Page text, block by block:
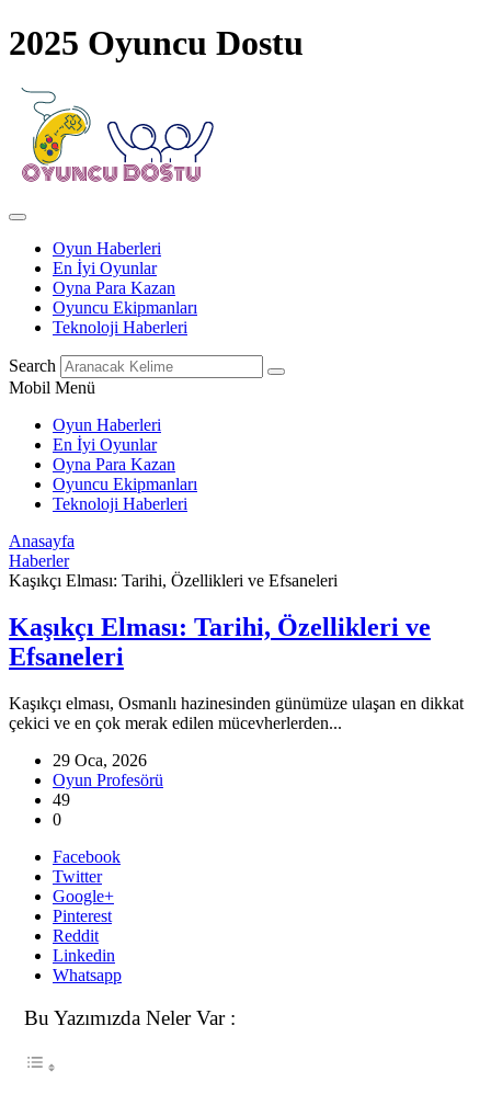
2025 Oyuncu Dostu
Oyun Haberleri
En İyi Oyunlar
Oyna Para Kazan
Oyuncu Ekipmanları
Teknoloji Haberleri
Search
Mobil Menü
Oyun Haberleri
En İyi Oyunlar
Oyna Para Kazan
Oyuncu Ekipmanları
Teknoloji Haberleri
Anasayfa
Haberler
Kaşıkçı Elması: Tarihi, Özellikleri ve Efsaneleri
Kaşıkçı Elması: Tarihi, Özellikleri ve
Efsaneleri
Kaşıkçı elması, Osmanlı hazinesinden günümüze ulaşan en dikkat
çekici ve en çok merak edilen mücevherlerden...
29 Oca, 2026
Oyun Profesörü
49
0
Facebook
Twitter
Google+
Pinterest
Reddit
Linkedin
Whatsapp
Bu Yazımızda Neler Var :